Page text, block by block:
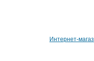
Интернет-